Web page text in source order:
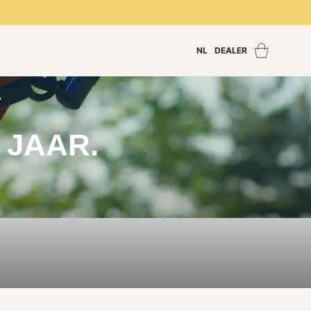
NL DEALER
Zoek een dealer
Inloggen dealer
Dealer worden
JAAR.